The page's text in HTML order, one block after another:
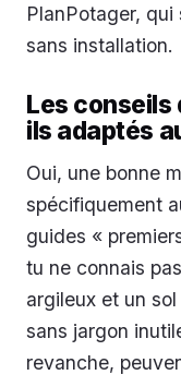
PlanPotager,
sans installation.
Les conseils
ils adaptés
Oui, une bonne
spécifiquement
guides «
tu ne connais
argileux et un
sans jargon
revanche,